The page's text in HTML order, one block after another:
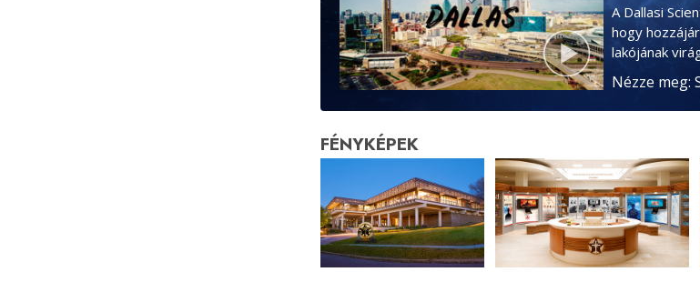
A Dallasi
hogy
lakójának
Nézze meg:
FÉNYKÉPEK